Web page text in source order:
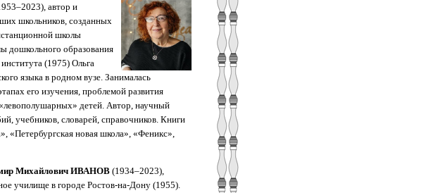
автор и
школьников, созданных
школы
дошкольного образования
(1975) Ольга
языка в родном вузе. Занималась
его изучения, проблемой развития
детей. Автор, научный
учебников, словарей, справочников. Книги
«Петербургская новая школа», «Феникс»,
Михайлович ИВАНОВ (1934–2023),
училище в городе Ростов-на-Дону (1955).